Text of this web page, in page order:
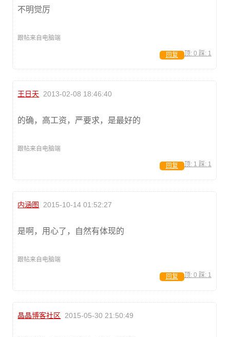
不明觉厉
跟帖来自电脑端
顶: 0 踩: 1
回复
王日天 2013-02-08 18:46:40
的确，高工资，严要求，是最好的
跟帖来自电脑端
顶: 1 踩: 1
回复
内涵图 2015-10-14 01:52:27
是啊，用心了，自然有体现的
跟帖来自电脑端
顶: 0 踩: 1
回复
晶晶博客社区 2015-05-30 21:50:49